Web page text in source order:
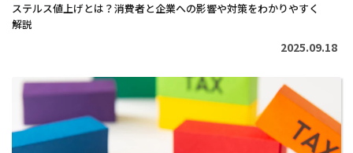
ステルス値上げとは？消費者と企業への影響や対策をわかりやすく
解説
2025.09.18
続
き
を
読